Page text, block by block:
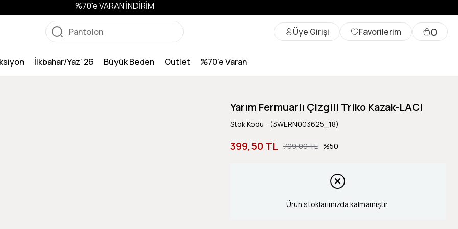
%70'e VARAN İNDİRİM
Üye Girişi Favorilerim 0
İlkbahar/Yaz’ 26 Büyük Beden Outlet %70'e Varan
Yarım Fermuarlı Çizgili Triko Kazak-LACI
Stok Kodu (3WERN003625_18)
799,00 TL
399,50 TL 50
Ürün stoklarımızda kalmamıştır.